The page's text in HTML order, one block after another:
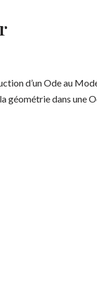
d’un Ode au
géométrie dans une